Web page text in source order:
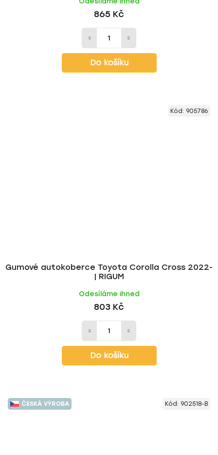
865 Kč
Do košíku
Gumové autokoberce Toyota Corolla Cross 2022-
| RIGUM
Odesíláme ihned
803 Kč
Do košíku
Kód: 905786
ČESKÁ VÝROBA Kód: 902518-B